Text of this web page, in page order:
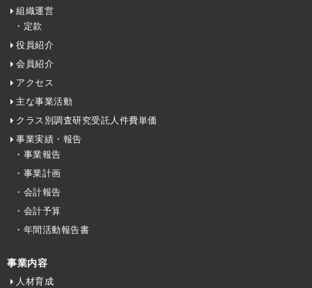
組織運営
・定款
役員紹介
会員紹介
アクセス
主な事業活動
クラス別調査研究受託人件費単価
事業実績・報告
・事業報告
・事業計画
・会計報告
・会計予算
・年間活動報告書
事業内容
人材育成